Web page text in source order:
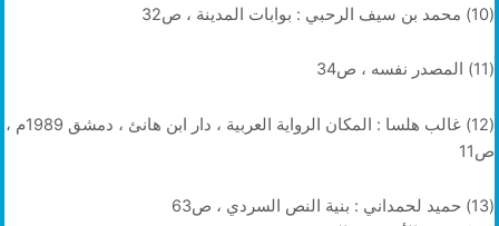
(10) محمد بن سيف الرحبي : بوابات المدينة ، ص32
(11) المصدر نفسه ، ص34
(12) غالب هلسا : المكان الرواية العربية ، دار ابن هانئ ، دمشق 1989م ،
ص11
(13) حميد لحمداني : بنية النص السردي ، ص63